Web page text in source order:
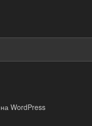
WordPress